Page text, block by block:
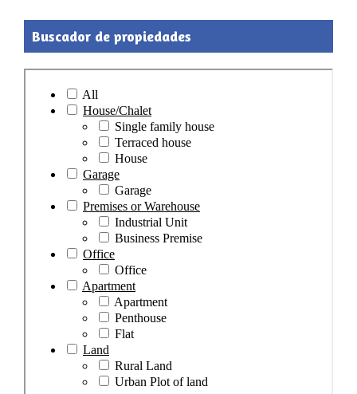
Buscador de propiedades